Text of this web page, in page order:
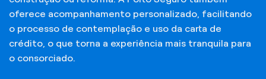
oferece acompanhamento personalizado, facilitando
o processo de contemplação e uso da carta de
crédito, o que torna a experiência mais tranquila para
o consorciado.